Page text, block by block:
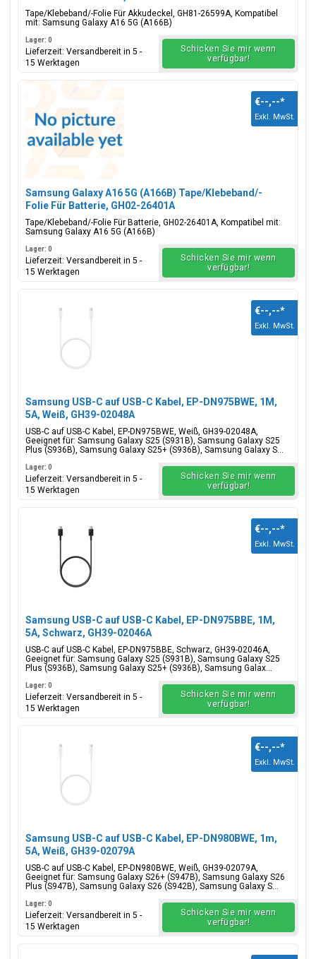
Tape/Klebeband/-Folie Für Akkudeckel, GH81-26599A, Kompatibel
mit: Samsung Galaxy A16 5G (A166B)
Lager: 0
Lieferzeit: Versandbereit in 5 -
15 Werktagen
Schicken Sie mir wenn
verfügbar!
Samsung Galaxy A16 5G (A166B) Tape/Klebeband/-
Folie Für Batterie, GH02-26401A
Tape/Klebeband/-Folie Für Batterie, GH02-26401A, Kompatibel mit:
Samsung Galaxy A16 5G (A166B)
€--,--*
Exkl. MwSt.
Lager: 0
Lieferzeit: Versandbereit in 5 -
15 Werktagen
Schicken Sie mir wenn
verfügbar!
Samsung USB-C auf USB-C Kabel, EP-DN975BWE, 1M,
5A, Weiß, GH39-02048A
USB-C auf USB-C Kabel, EP-DN975BWE, Weiß, GH39-02048A,
Geeignet für: Samsung Galaxy S25 (S931B), Samsung Galaxy S25
Plus (S936B), Samsung Galaxy S25+ (S936B), Samsung Galaxy S...
€--,--*
Exkl. MwSt.
Lager: 0
Lieferzeit: Versandbereit in 5 -
15 Werktagen
Schicken Sie mir wenn
verfügbar!
Samsung USB-C auf USB-C Kabel, EP-DN975BBE, 1M,
5A, Schwarz, GH39-02046A
USB-C auf USB-C Kabel, EP-DN975BBE, Schwarz, GH39-02046A,
Geeignet für: Samsung Galaxy S25 (S931B), Samsung Galaxy S25
Plus (S936B), Samsung Galaxy S25+ (S936B), Samsung Galax...
€--,--*
Exkl. MwSt.
Lager: 0
Lieferzeit: Versandbereit in 5 -
15 Werktagen
Schicken Sie mir wenn
verfügbar!
Samsung USB-C auf USB-C Kabel, EP-DN980BWE, 1m,
5A, Weiß, GH39-02079A
USB-C auf USB-C Kabel, EP-DN980BWE, Weiß, GH39-02079A,
Geeignet für: Samsung Galaxy S26+ (S947B), Samsung Galaxy S26
Plus (S947B), Samsung Galaxy S26 (S942B), Samsung Galaxy S...
€--,--*
Exkl. MwSt.
Lager: 0
Lieferzeit: Versandbereit in 5 -
15 Werktagen
Schicken Sie mir wenn
verfügbar!